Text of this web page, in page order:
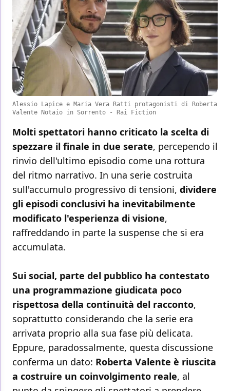
Alessio Lapice e Maria Vera Ratti protagonisti di Roberta
Valente Notaio in Sorrento - Rai Fiction
Molti spettatori hanno criticato la scelta di
spezzare il finale in due serate, percependo il
rinvio dell'ultimo episodio come una rottura
del ritmo narrativo. In una serie costruita
sull'accumulo progressivo di tensioni, dividere
gli episodi conclusivi ha inevitabilmente
modificato l'esperienza di visione,
raffreddando in parte la suspense che si era
accumulata.
Sui social, parte del pubblico ha contestato
una programmazione giudicata poco
rispettosa della continuità del racconto,
soprattutto considerando che la serie era
arrivata proprio alla sua fase più delicata.
Eppure, paradossalmente, questa discussione
conferma un dato: Roberta Valente è riuscita
a costruire un coinvolgimento reale, al